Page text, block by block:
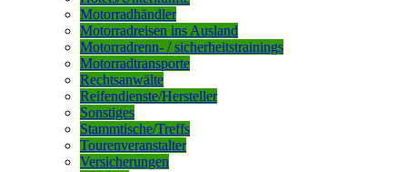
Motorradhändler
Motorradreisen ins Ausland
Motorradrenn- / sicherheitstrainings
Motorradtransporte
Rechtsanwälte
Reifendienste/Hersteller
Sonstiges
Stammtische/Treffs
Tourenveranstalter
Versicherungen